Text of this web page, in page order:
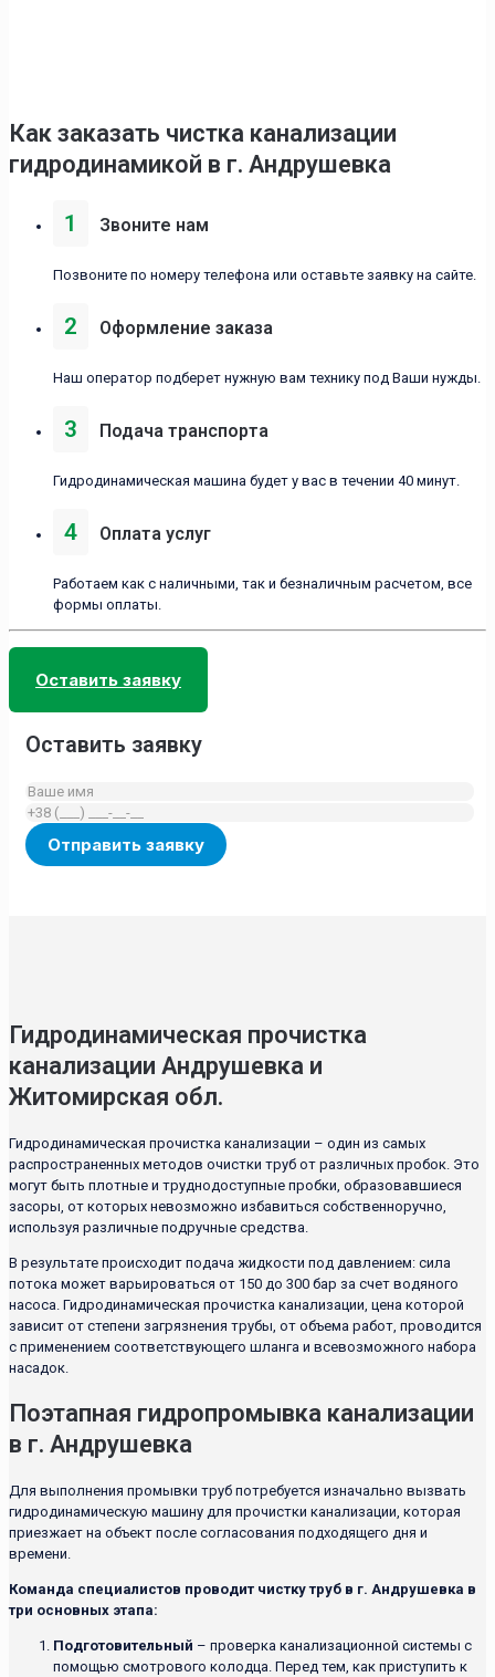
Как заказать чистка канализации
гидродинамикой в г. Андрушевка
1 Звоните нам
Позвоните по номеру телефона или оставьте заявку на сайте.
2 Оформление заказа
Наш оператор подберет нужную вам технику под Ваши нужды.
3 Подача транспорта
Гидродинамическая машина будет у вас в течении 40 минут.
4 Оплата услуг
Работаем как с наличными, так и безналичным расчетом, все
формы оплаты.
Оставить заявку
Оставить заявку
Гидродинамическая прочистка
канализации Андрушевка и
Житомирская обл.
Гидродинамическая прочистка канализации – один из самых
распространенных методов очистки труб от различных пробок. Это
могут быть плотные и труднодоступные пробки, образовавшиеся
засоры, от которых невозможно избавиться собственноручно,
используя различные подручные средства.
В результате происходит подача жидкости под давлением: сила
потока может варьироваться от 150 до 300 бар за счет водяного
насоса. Гидродинамическая прочистка канализации, цена которой
зависит от степени загрязнения трубы, от объема работ, проводится
с применением соответствующего шланга и всевозможного набора
насадок.
Поэтапная гидропромывка канализации
в г. Андрушевка
Для выполнения промывки труб потребуется изначально вызвать
гидродинамическую машину для прочистки канализации, которая
приезжает на объект после согласования подходящего дня и
времени.
Команда специалистов проводит чистку труб в г. Андрушевка в
три основных этапа:
Подготовительный – проверка канализационной системы с
помощью смотрового колодца. Перед тем, как приступить к